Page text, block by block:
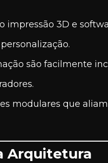
impressão 3D e
são facilmente
modulares que
Arquitetura